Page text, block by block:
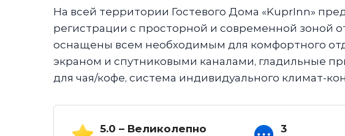
На всей территории Гостевого Дома «KuprInn»
регистрации с просторной и современной зоной
оснащены всем необходимым для комфортного
экраном и спутниковыми каналами, гладильные
для чая/кофе, система индивидуального климат-
5.0 – Великолепно 3